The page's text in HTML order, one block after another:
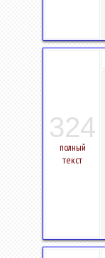
324
полный
текст